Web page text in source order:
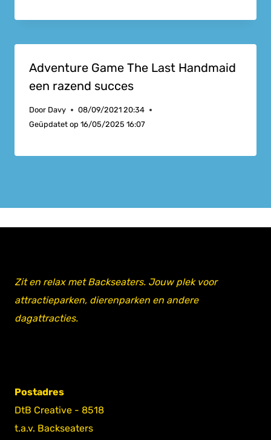
Adventure Game The Last Handmaid
een razend succes
Door Davy
08/09/2021 20:34
Geüpdatet op 16/05/2025 16:07
Zit en relax met Backseaters. Jouw plek voor
attractieparken, dierenparken en andere
dagattracties.
Postadres
DtB Creative - 8518
t.a.v. Backseaters